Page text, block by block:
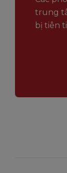
trung
bị tiên